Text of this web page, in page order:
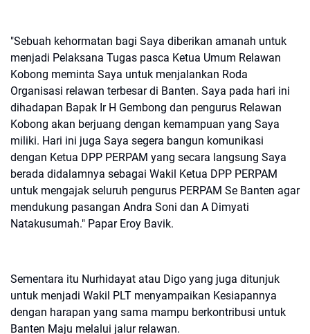
"Sebuah kehormatan bagi Saya diberikan amanah untuk
menjadi Pelaksana Tugas pasca Ketua Umum Relawan
Kobong meminta Saya untuk menjalankan Roda
Organisasi relawan terbesar di Banten. Saya pada hari ini
dihadapan Bapak Ir H Gembong dan pengurus Relawan
Kobong akan berjuang dengan kemampuan yang Saya
miliki. Hari ini juga Saya segera bangun komunikasi
dengan Ketua DPP PERPAM yang secara langsung Saya
berada didalamnya sebagai Wakil Ketua DPP PERPAM
untuk mengajak seluruh pengurus PERPAM Se Banten agar
mendukung pasangan Andra Soni dan A Dimyati
Natakusumah." Papar Eroy Bavik.
Sementara itu Nurhidayat atau Digo yang juga ditunjuk
untuk menjadi Wakil PLT menyampaikan Kesiapannya
dengan harapan yang sama mampu berkontribusi untuk
Banten Maju melalui jalur relawan.